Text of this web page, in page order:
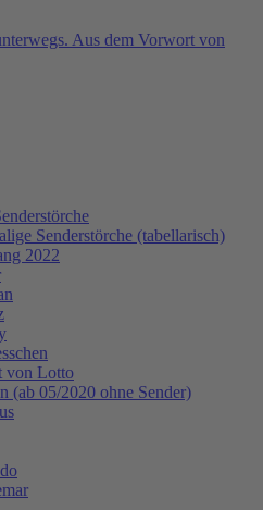
Aus dem Vorwort von
Senderstörche (tabellarisch)
2022
von Lotto
(ab 05/2020 ohne Sender)